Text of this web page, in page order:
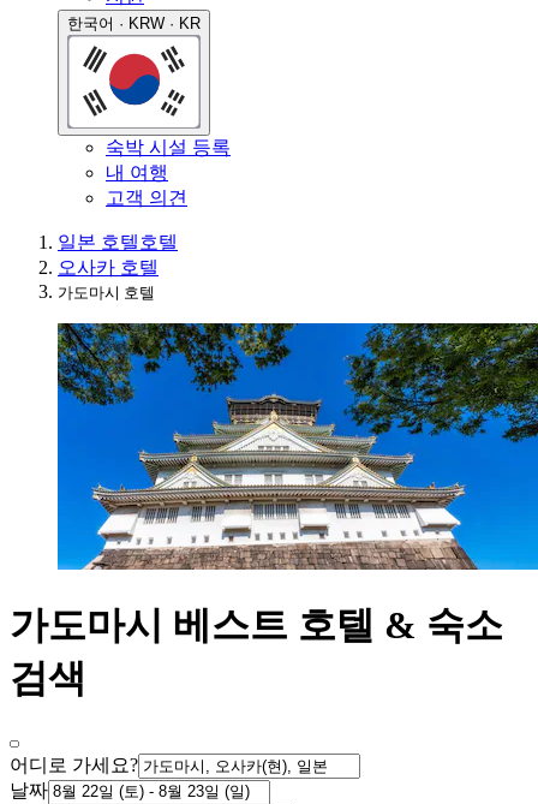
한국어 · KRW · KR
숙박 시설 등록
내 여행
고객 의견
일본 호텔호텔
오사카 호텔
가도마시 호텔
가도마시 베스트 호텔 & 숙소
검색
어디로 가세요?
날짜